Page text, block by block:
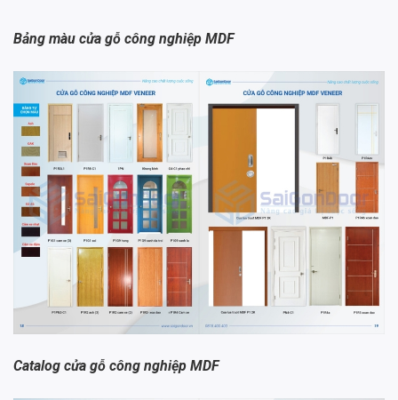
Bảng màu cửa gỗ công nghiệp MDF
Catalog cửa gỗ công nghiệp MDF